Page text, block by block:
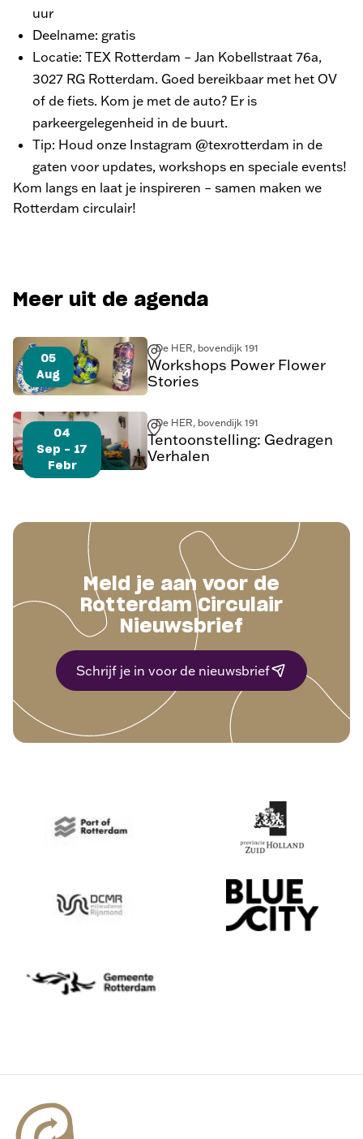
uur
Deelname: gratis
Locatie: TEX Rotterdam – Jan Kobellstraat 76a,
3027 RG Rotterdam. Goed bereikbaar met het OV
of de fiets. Kom je met de auto? Er is
parkeergelegenheid in de buurt.
Tip: Houd onze Instagram @texrotterdam in de
gaten voor updates, workshops en speciale events!
Kom langs en laat je inspireren – samen maken we
Rotterdam circulair!
Meer uit de agenda
05
Aug
De HER, bovendijk 191
Workshops Power Flower
Stories
04
Sep - 17
Febr
De HER, bovendijk 191
Tentoonstelling: Gedragen
Verhalen
Meld je aan voor de
Rotterdam Circulair
Nieuwsbrief
Schrijf je in voor de nieuwsbrief